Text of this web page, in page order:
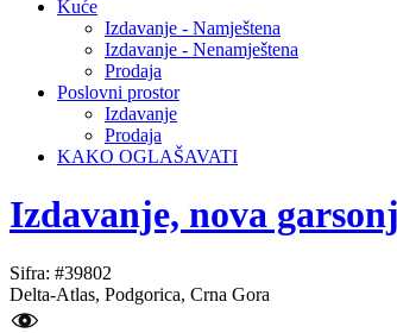
Kuće
Izdavanje - Namještena
Izdavanje - Nenamještena
Prodaja
Poslovni prostor
Izdavanje
Prodaja
KAKO OGLAŠAVATI
Izdavanje, nova
Sifra: #39802
Delta-Atlas, Podgorica, Crna Gora